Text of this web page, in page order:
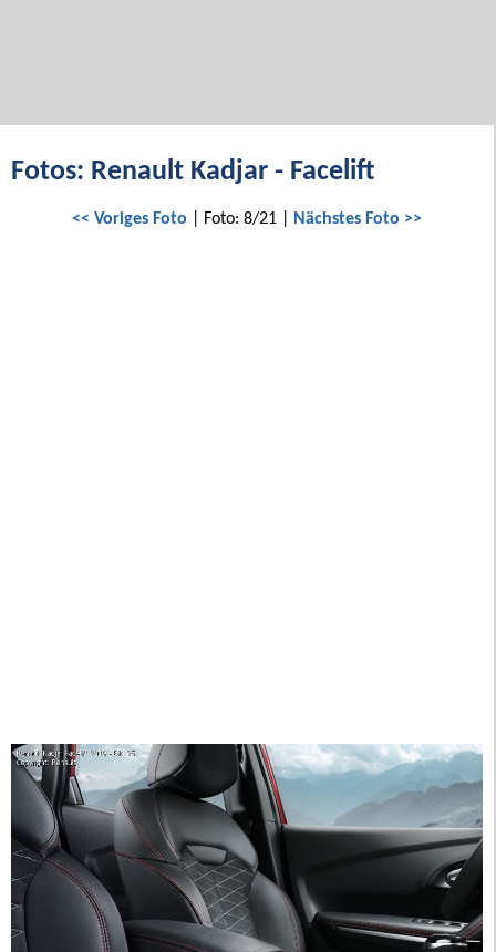
Fotos: Renault Kadjar - Facelift
<< Voriges Foto | Foto: 8/21 | Nächstes Foto >>